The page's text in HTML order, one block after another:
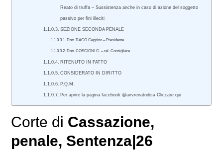
Reato di truffa – Sussistenza anche in caso di azione del soggetto
passivo per fini illeciti
SEZIONE SECONDA PENALE
Dott. RAGO Geppino – Presidente
Dott. COSCIONI G. – rel. Consigliere
RITENUTO IN FATTO
CONSIDERATO IN DIRITTO
P.Q.M.
Per aprire la pagina facebook @avvrenatodisa Cliccare qui
Corte di Cassazione,
penale, Sentenza|26